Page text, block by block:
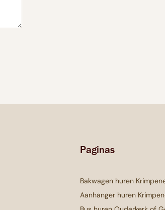
Paginas
Bakwagen huren
Aanhanger huren